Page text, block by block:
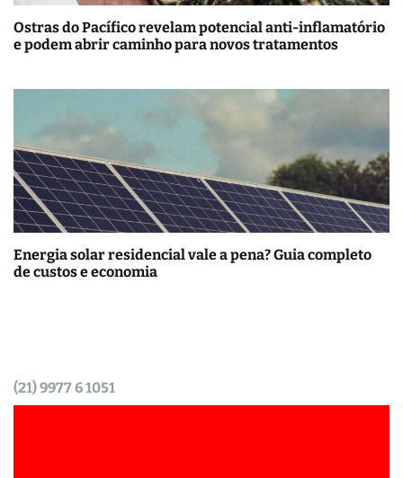
Ostras do Pacífico revelam potencial anti-inflamatório
e podem abrir caminho para novos tratamentos
Energia solar residencial vale a pena? Guia completo
de custos e economia
(21) 9977 6 1051